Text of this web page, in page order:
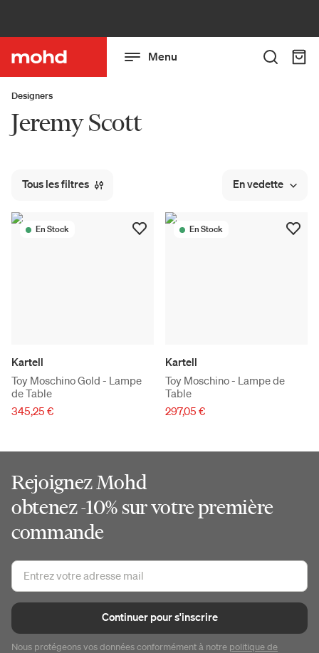
Menu
Designers
Jeremy Scott
Tous les filtres En vedette
En Stock
Kartell
Toy Moschino Gold - Lampe
de Table
345,25 €
En Stock
Kartell
Toy Moschino - Lampe de
Table
297,05 €
Rejoignez Mohd
obtenez -10% sur votre première
commande
Continuer pour s'inscrire
Nous protégeons vos données conformément à notre politique de